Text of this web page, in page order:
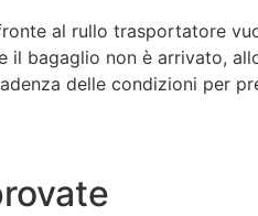
al rullo trasportatore
il bagaglio non è arrivato,
delle condizioni per